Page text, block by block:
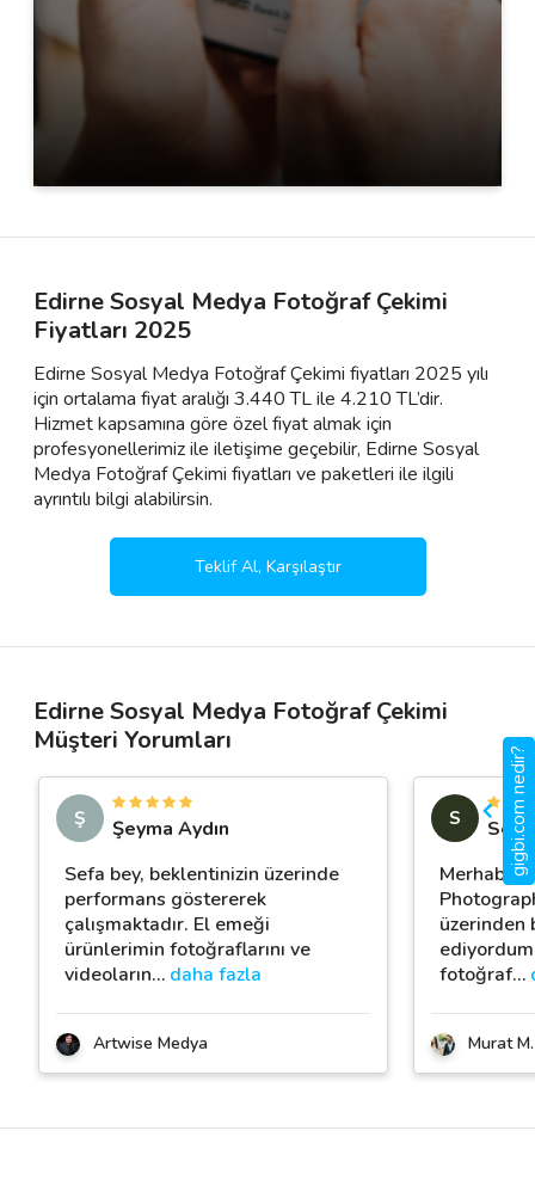
Edirne Sosyal Medya Fotoğraf Çekimi
Fiyatları 2025
Edirne Sosyal Medya Fotoğraf Çekimi fiyatları 2025 yılı
için ortalama fiyat aralığı 3.440 TL ile 4.210 TL’dir.
Hizmet kapsamına göre özel fiyat almak için
profesyonellerimiz ile iletişime geçebilir, Edirne Sosyal
Medya Fotoğraf Çekimi fiyatları ve paketleri ile ilgili
ayrıntılı bilgi alabilirsin.
Teklif Al, Karşılaştır
Edirne Sosyal Medya Fotoğraf Çekimi
Müşteri Yorumları
Ş
Şeyma Aydın
Sefa bey, beklentinizin üzerinde
performans göstererek
çalışmaktadır. El emeği
ürünlerimin fotoğraflarını ve
videoların… daha fazla
Artwise Medya
S
Merhaba
üzerinden
fotoğraf…
Murat M.
gigbi.com nedir?